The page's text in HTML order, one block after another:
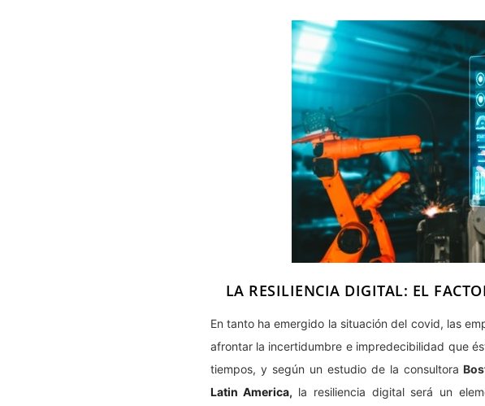
LA RESILIENCIA DIGITAL: EL
En tanto ha emergido la situación del covid, las
afrontar la incertidumbre e impredecibilidad que
tiempos, y según un estudio de la consultora
Latin America, la resiliencia digital será un